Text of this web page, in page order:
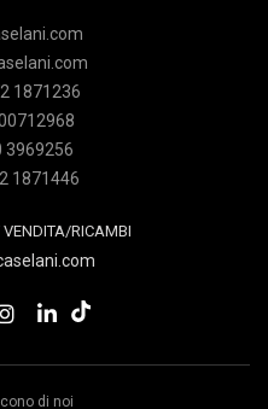
1871236
3969256
1871446
RICAMBI
di noi